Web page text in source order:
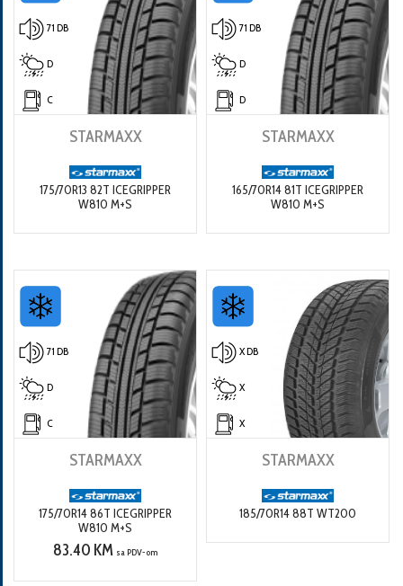
71 DB
D
C
STARMAXX
175/70R13 82T ICEGRIPPER
W810 M+S
71 DB
D
D
STARMAXX
165/70R14 81T ICEGRIPPER
W810 M+S
71 DB
D
C
STARMAXX
175/70R14 86T ICEGRIPPER
W810 M+S
83.40 KM sa PDV-om
X DB
X
X
STARMAXX
185/70R14 88T WT200